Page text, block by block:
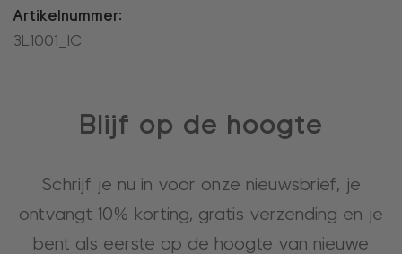
Artikelnummer:
3L1001_IC
Blijf op de hoogte
Schrijf je nu in voor onze nieuwsbrief, je
ontvangt 10% korting, gratis verzending en je
bent als eerste op de hoogte van nieuwe